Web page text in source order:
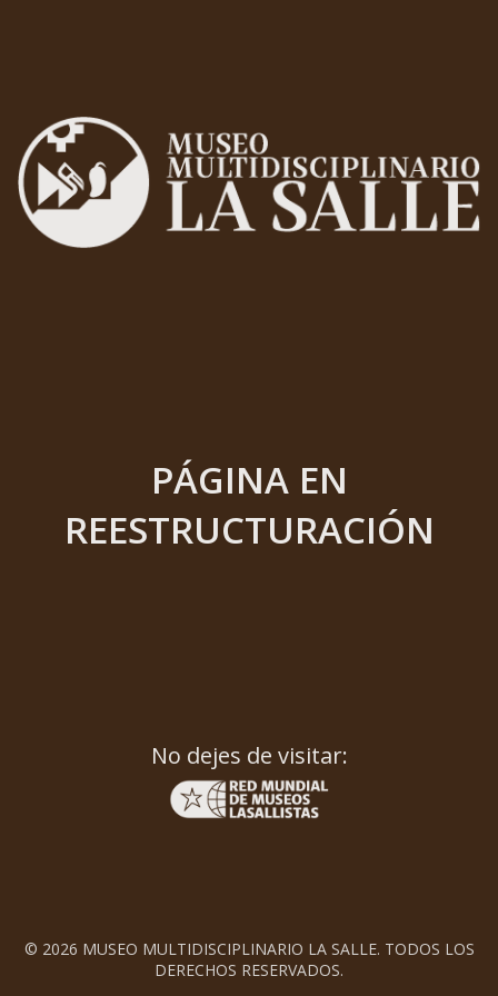
PÁGINA EN
REESTRUCTURACIÓN
No dejes de visitar:
© 2026 MUSEO MULTIDISCIPLINARIO LA SALLE. TODOS LOS
DERECHOS RESERVADOS.